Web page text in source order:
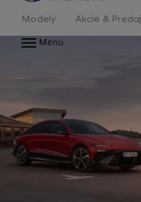
stránka
Modely Akcie & Predaj
Menu